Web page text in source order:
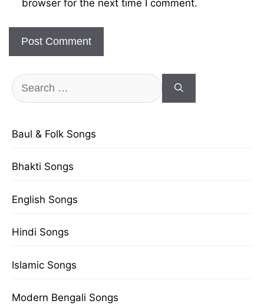
browser for the next time I comment.
Search
for:
Baul & Folk Songs
Bhakti Songs
English Songs
Hindi Songs
Islamic Songs
Modern Bengali Songs